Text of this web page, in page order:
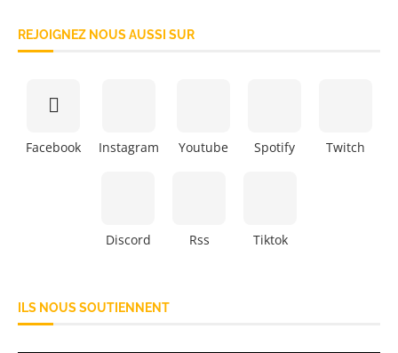
REJOIGNEZ NOUS AUSSI SUR
Facebook Instagram Youtube Spotify Twitch
Discord Rss Tiktok
ILS NOUS SOUTIENNENT